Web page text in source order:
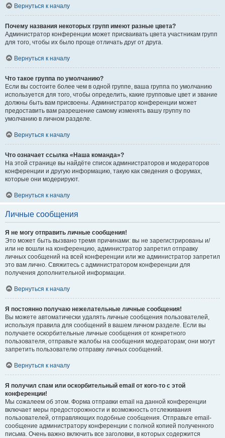
Вернуться к началу
Почему названия некоторых групп имеют разные цвета?
Администратор конференции может присваивать цвета участникам групп
для того, чтобы их было проще отличать друг от друга.
Вернуться к началу
Что такое группа по умолчанию?
Если вы состоите более чем в одной группе, ваша группа по умолчанию
используется для того, чтобы определить, какие групповые цвет и звание
должны быть вам присвоены. Администратор конференции может
предоставить вам разрешение самому изменять вашу группу по
умолчанию в личном разделе.
Вернуться к началу
Что означает ссылка «Наша команда»?
На этой странице вы найдёте список администраторов и модераторов
конференции и другую информацию, такую как сведения о форумах,
которые они модерируют.
Вернуться к началу
Личные сообщения
Я не могу отправить личные сообщения!
Это может быть вызвано тремя причинами: вы не зарегистрированы и/
или не вошли на конференцию, администратор запретил отправку
личных сообщений на всей конференции или же администратор запретил
это вам лично. Свяжитесь с администратором конференции для
получения дополнительной информации.
Вернуться к началу
Я постоянно получаю нежелательные личные сообщения!
Вы можете автоматически удалять личные сообщения пользователей,
используя правила для сообщений в вашем личном разделе. Если вы
получаете оскорбительные личные сообщения от конкретного
пользователя, отправьте жалобы на сообщения модераторам; они могут
запретить пользователю отправку личных сообщений.
Вернуться к началу
Я получил спам или оскорбительный email от кого-то с этой
конференции!
Мы сожалеем об этом. Форма отправки email на данной конференции
включает меры предосторожности и возможность отслеживания
пользователей, отправляющих подобные сообщения. Отправьте email-
сообщение администратору конференции с полной копией полученного
письма. Очень важно включить все заголовки, в которых содержится